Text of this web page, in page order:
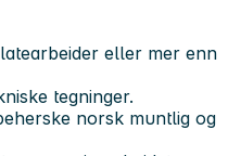
eller mer enn
tegninger.
norsk muntlig og